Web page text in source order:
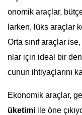
onomik araçlar,
larken, lüks araçlar
Orta sınıf araçlar
nlar için ideal bir
cunun ihtiyaçlarını
Ekonomik araçlar,
üketimi ile öne